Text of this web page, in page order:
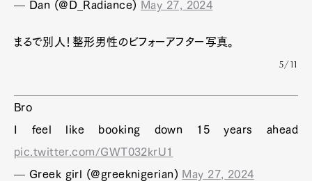
— Dan (@D_Radiance) May 27, 2024
まるで別人！整形男性のビフォーアフター写真。
5/11
Bro
I feel like booking down 15 years ahead
pic.twitter.com/GWT032krU1
— Greek girl (@greeknigerian) May 27, 2024